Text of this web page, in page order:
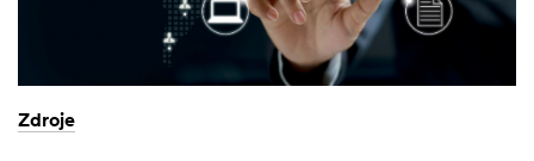
Zdroje